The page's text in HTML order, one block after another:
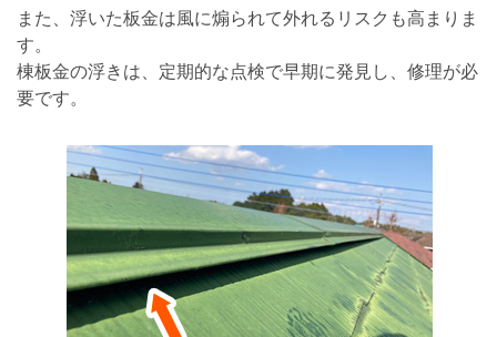
また、浮いた板金は風に煽られて外れるリスクも高まりま
す。
棟板金の浮きは、定期的な点検で早期に発見し、修理が必
要です。